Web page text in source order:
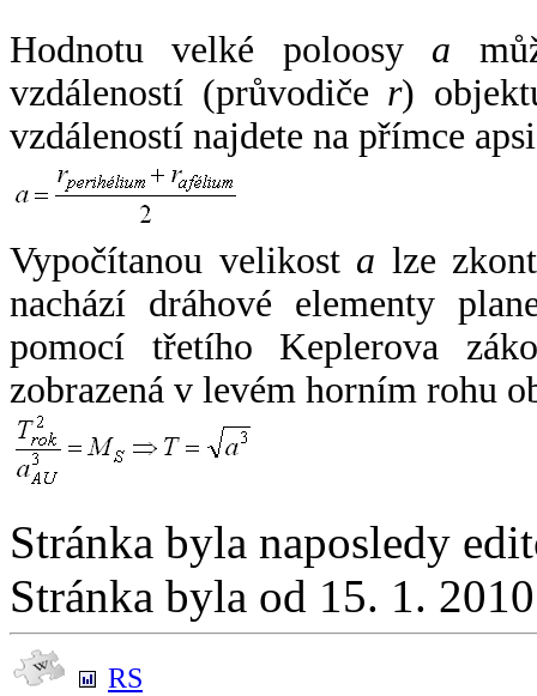
Hodnotu velké poloosy a
vzdáleností (průvodiče r)
vzdáleností najdete na přímce
Vypočítanou velikost a lze
nachází dráhové elementy
pomocí třetího Keplerova
zobrazená v levém horním rohu
Stránka byla naposledy
Stránka byla od 15. 1.
RS